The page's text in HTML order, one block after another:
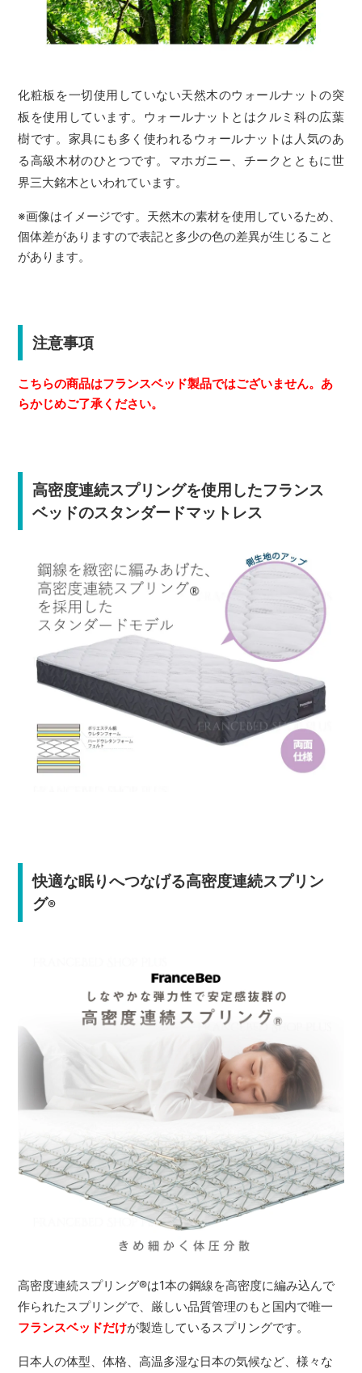
化粧板を一切使用していない天然木のウォールナットの突
板を使用しています。ウォールナットとはクルミ科の広葉
樹です。家具にも多く使われるウォールナットは人気のあ
る高級木材のひとつです。マホガニー、チークとともに世
界三大銘木といわれています。
※画像はイメージです。天然木の素材を使用しているため、
個体差がありますので表記と多少の色の差異が生じること
があります。
注意事項
こちらの商品はフランスベッド製品ではございません。あ
らかじめご了承ください。
高密度連続スプリングを使用したフランス
ベッドのスタンダードマットレス
快適な眠りへつなげる高密度連続スプリン
グ®
高密度連続スプリング®は1本の鋼線を高密度に編み込んで
作られたスプリングで、厳しい品質管理のもと国内で唯一
フランスベッドだけが製造しているスプリングです。
日本人の体型、体格、高温多湿な日本の気候など、様々な